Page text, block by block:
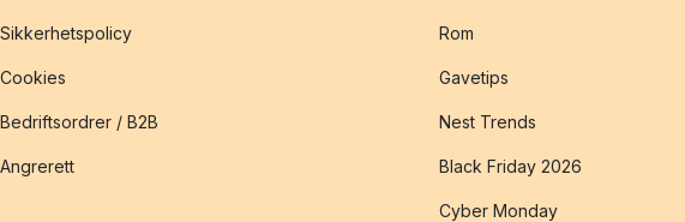
Sikkerhetspolicy
Cookies
Bedriftsordrer / B2B
Angrerett
Rom
Gavetips
Nest Trends
Black Friday 2026
Cyber Monday